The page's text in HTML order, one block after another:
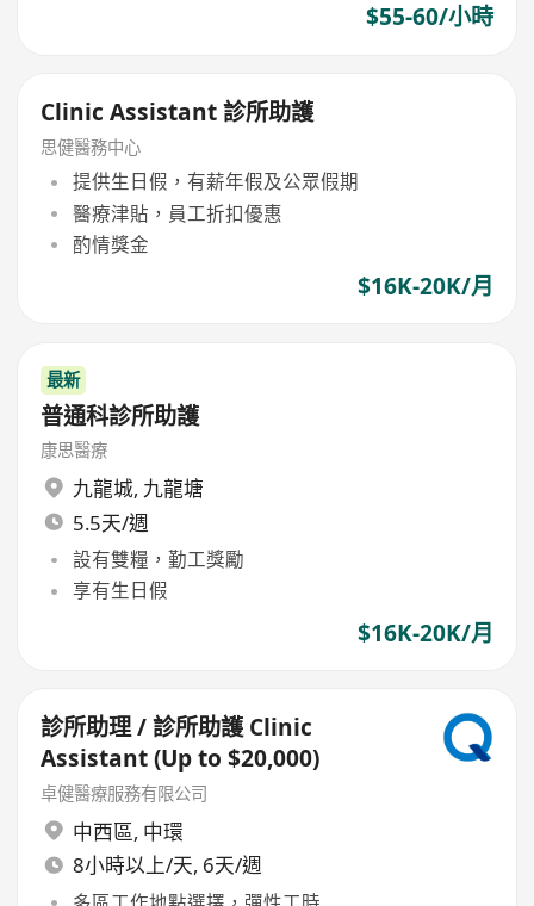
$55-60/小時
Clinic Assistant 診所助護
思健醫務中心
提供生日假，有薪年假及公眾假期
醫療津貼，員工折扣優惠
酌情獎金
$16K-20K/月
最新
普通科診所助護
康思醫療
九龍城, 九龍塘
5.5天/週
設有雙糧，勤工獎勵
享有生日假
$16K-20K/月
診所助理 / 診所助護 Clinic
Assistant (Up to $20,000)
卓健醫療服務有限公司
中西區, 中環
8小時以上/天, 6天/週